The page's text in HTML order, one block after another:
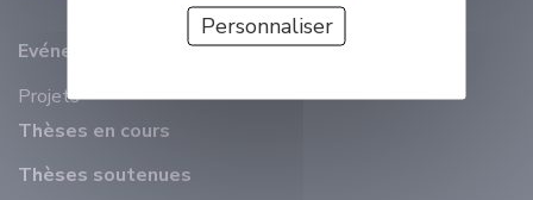
Evénements récents
Projets
Thèses en cours
Thèses soutenues
Personnaliser